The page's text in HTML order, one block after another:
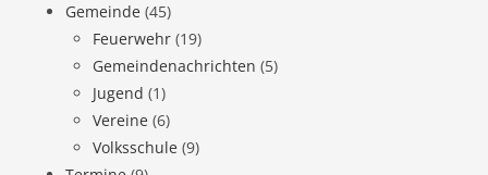
Gemeinde (45)
Feuerwehr (19)
Gemeindenachrichten (5)
Jugend (1)
Vereine (6)
Volksschule (9)